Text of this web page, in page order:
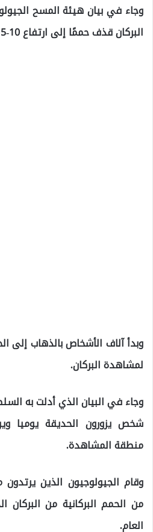
البركان قذف حممًا إلى ارتفاع 10-15 مترًا.
وبدأ آلاف الأشخاص بالذهاب إلى
لمشاهدة البركان.
شخص يزورون الحديقة يوميا
منطقة المشاهدة.
وقام الجيولوجيون الذين
من الحمم البركانية من البركان
العام.